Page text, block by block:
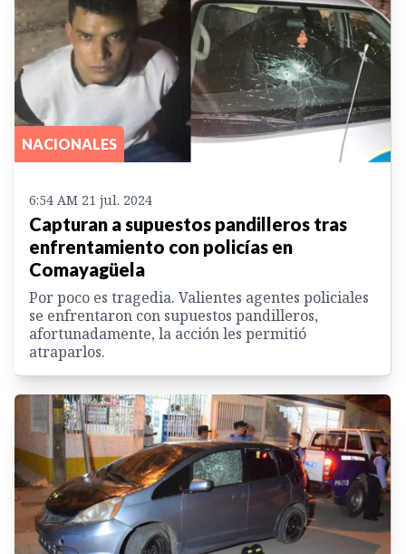
NACIONALES
6:54 AM 21 jul. 2024
Capturan a supuestos pandilleros tras
enfrentamiento con policías en
Comayagüela
Por poco es tragedia. Valientes agentes policiales
se enfrentaron con supuestos pandilleros,
afortunadamente, la acción les permitió
atraparlos.